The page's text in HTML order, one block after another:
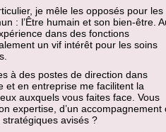
je mêle les opposés pour les
: l’Être humain et son bien-être.
dans des fonctions
un vif intérêt pour les soins
à des postes de direction dans
et en entreprise me facilitent la
auxquels vous faites face. Vous
expertise, d’un accompagnement
avisés ?